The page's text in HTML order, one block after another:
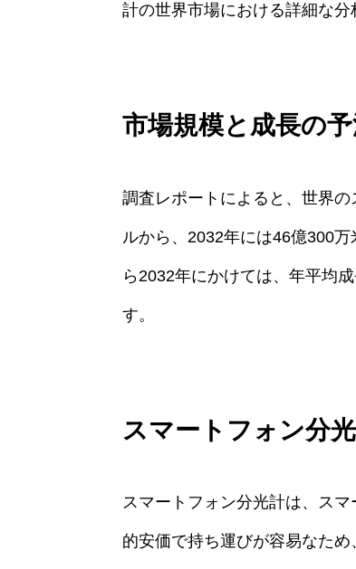
計の世界市場における詳細な分
市場規模と成長の予
調査レポートによると、世界
ルから、2032年には46億300
ら2032年にかけては、年平均
す。
スマートフォン分
スマートフォン分光計は、ス
的安価で持ち運びが容易なた